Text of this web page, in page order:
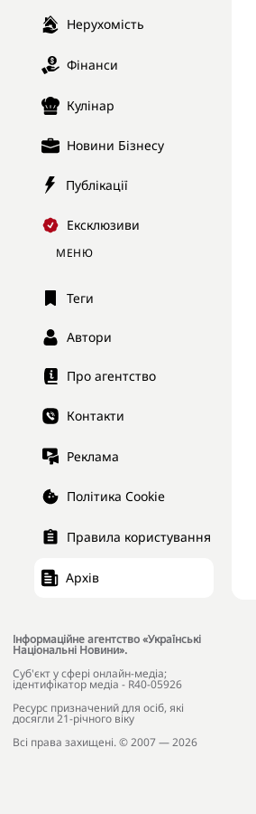
Нерухомість
Фінанси
Кулінар
Новини Бізнесу
Публікації
Ексклюзиви
МЕНЮ
Теги
Автори
Про агентство
Контакти
Реклама
Політика Cookie
Правила користування
Архів
Інформаційне агентство «Українські
Національні Новини».
Cуб'єкт у сфері онлайн-медіа;
ідентифікатор медіа - R40-05926
Ресурс призначений для осіб, які
досягли 21-річного віку
Всі права захищені. © 2007 — 2026